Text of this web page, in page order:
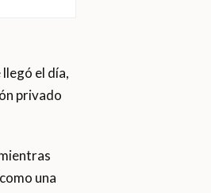
el día,
privado
una